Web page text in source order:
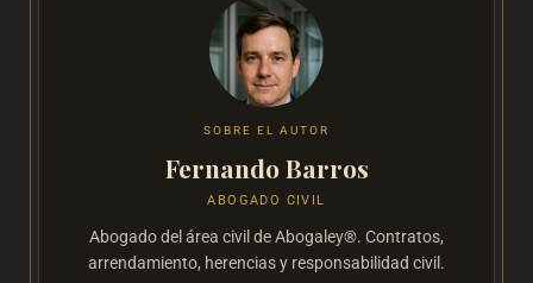
SOBRE EL AUTOR
Fernando Barros
ABOGADO CIVIL
Abogado del área civil de Abogaley®. Contratos,
arrendamiento, herencias y responsabilidad civil.